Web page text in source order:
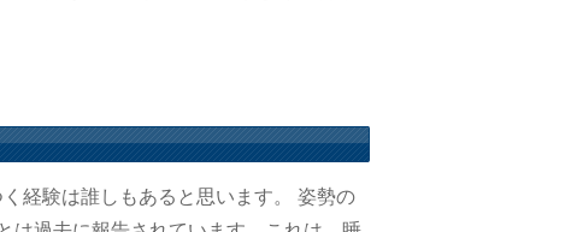
経験は誰しもあると思います。 姿勢の